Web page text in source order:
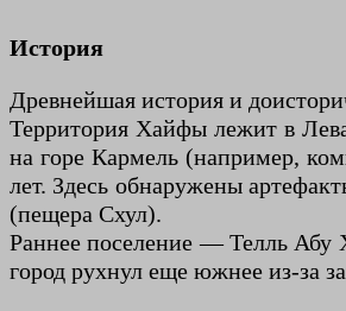
История
Древнейшая история и
Территория Хайфы лежит в
на горе Кармель (например,
лет. Здесь обнаружены
(пещера Схул).
Раннее поселение — Телль Абу
город рухнул еще южнее из-за